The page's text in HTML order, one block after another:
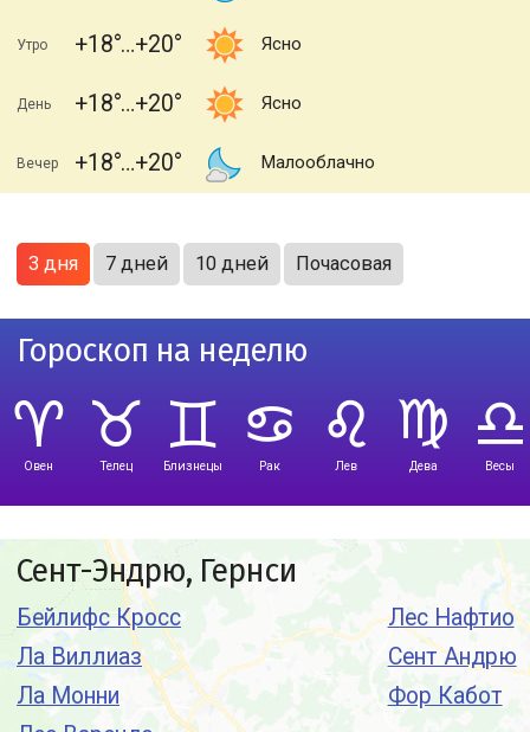
Утро +18 +20 Ясно
День +18 +20 Ясно
Вечер +18 +20 Малооблачно
3 дня 7 дней 10 дней Почасовая
Гороскоп на неделю
Овен Телец Близнецы Рак Лев Дева Весы
Сент-Эндрю, Гернси
Бейлифс Кросс
Ла Виллиаз
Ла Монни
Лес Нафтио
Сент Андрю
Фор Кабот